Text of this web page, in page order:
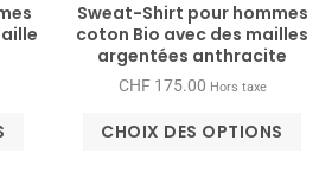
Sweat-​Shirt pour hommes
coton Bio avec des mailles
argentées anthracite
CHF175.00 Hors taxe
CHOIX DES OPTIONS